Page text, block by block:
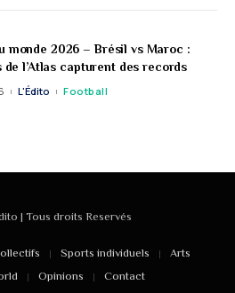
monde 2026 – Brésil vs Maroc :
de l’Atlas capturent des records
L'Édito Football
| Tous droits Reservés
Sports individuels
Arts
Opinions Contact